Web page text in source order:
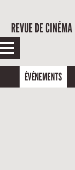
REVUE DE CINÉMA
ÉVÉNEMENTS